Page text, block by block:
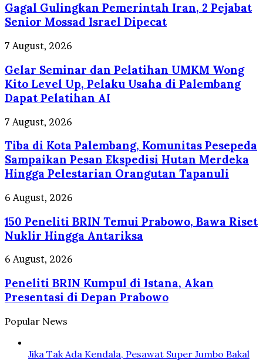
Pemerintah
Iran,
2
Pejabat
Senior
Mossad
Israel
Dipecat
Gagal Gulingkan Pemerintah Iran, 2 Pejabat
Senior Mossad Israel Dipecat
Gelar
dan
Pelatihan
UMKM
Wong
Kito
Level
Up,
Pelaku
Usaha
di
Dapat
AI
7 August, 2026
Gelar Seminar dan Pelatihan UMKM Wong
Kito Level Up, Pelaku Usaha di Palembang
Dapat Pelatihan AI
Tiba
Kota
Palembang,
Komunitas
Pesepeda
Sampaikan
Pesan
Ekspedisi
Hutan
Merdeka
Pelestarian
Tapanuli
7 August, 2026
Tiba di Kota Palembang, Komunitas Pesepeda
Sampaikan Pesan Ekspedisi Hutan Merdeka
Hingga Pelestarian Orangutan Tapanuli
150
BRIN
Temui
Prabowo,
Bawa
Riset
Nuklir
Hingga
Antariksa
6 August, 2026
150 Peneliti BRIN Temui Prabowo, Bawa Riset
Nuklir Hingga Antariksa
Peneliti
Kumpul
di
Istana,
Akan
Presentasi
Depan
6 August, 2026
Peneliti BRIN Kumpul di Istana, Akan
Presentasi di Depan Prabowo
Popular News
Jika Tak Ada Kendala, Pesawat Super Jumbo Bakal